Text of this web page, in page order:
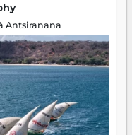
Antsiranana